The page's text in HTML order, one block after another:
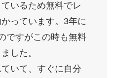
いるため無料でレ
っています。3年に
ですがこの時も無料
した。
いて、すぐに自分